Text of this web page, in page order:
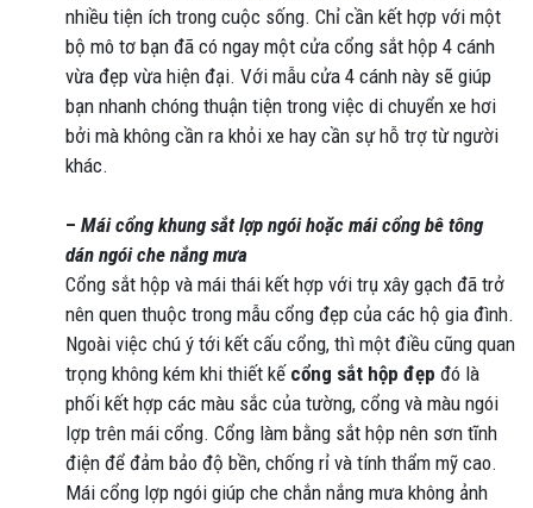
nhiều tiện ích trong cuộc sống. Chỉ cần kết hợp với một
bộ mô tơ bạn đã có ngay một cửa cổng sắt hộp 4 cánh
vừa đẹp vừa hiện đại. Với mẫu cửa 4 cánh này sẽ giúp
bạn nhanh chóng thuận tiện trong việc di chuyển xe hơi
bởi mà không cần ra khỏi xe hay cần sự hỗ trợ từ người
khác.
– Mái cổng khung sắt lợp ngói hoặc mái cổng bê tông
dán ngói che nắng mưa
Cổng sắt hộp và mái thái kết hợp với trụ xây gạch đã trở
nên quen thuộc trong mẫu cổng đẹp của các hộ gia đình.
Ngoài việc chú ý tới kết cấu cổng, thì một điều cũng quan
trọng không kém khi thiết kế cổng sắt hộp đẹp đó là
phối kết hợp các màu sắc của tường, cổng và màu ngói
lợp trên mái cổng. Cổng làm bằng sắt hộp nên sơn tĩnh
điện để đảm bảo độ bền, chống rỉ và tính thẩm mỹ cao.
Mái cổng lợp ngói giúp che chắn nắng mưa không ảnh